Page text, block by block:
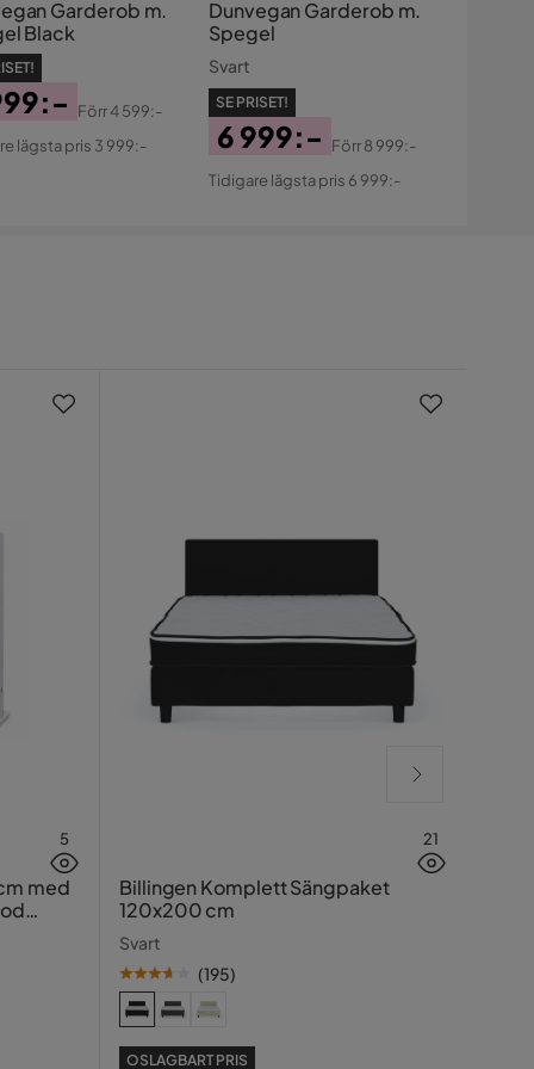
Garderob m.
Black
Förr4 599:-
lägsta pris 3 999:-
Dunvegan Garderob m.
Spegel
Svart
SE PRISET!
Pris
6 999:-
Original
Förr8 999:-
Tidigare lägsta pris 6 999:-
5
med
21
Billingen Komplett Sängpaket
120x200 cm
Svart
(195)
OSLAGBART PRIS